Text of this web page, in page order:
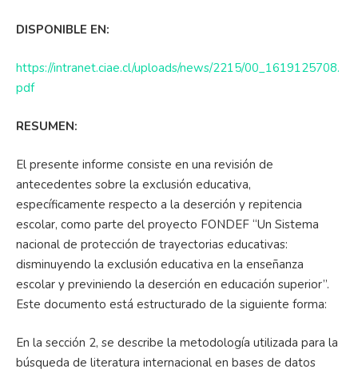
DISPONIBLE EN:
https://intranet.ciae.cl/uploads/news/2215/00_1619125708.
pdf
RESUMEN:
El presente informe consiste en una revisión de
antecedentes sobre la exclusión educativa,
específicamente respecto a la deserción y repitencia
escolar, como parte del proyecto FONDEF “Un Sistema
nacional de protección de trayectorias educativas:
disminuyendo la exclusión educativa en la enseñanza
escolar y previniendo la deserción en educación superior”.
Este documento está estructurado de la siguiente forma:
En la sección 2, se describe la metodología utilizada para la
búsqueda de literatura internacional en bases de datos